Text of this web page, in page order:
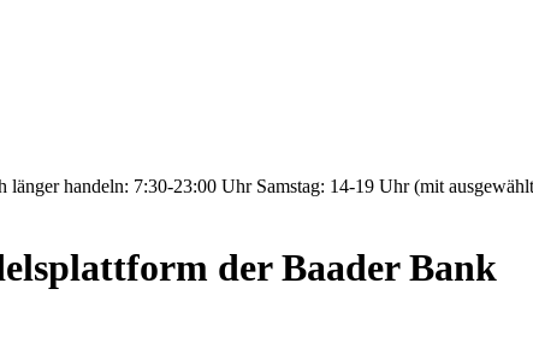
länger handeln: 7:30-23:00 Uhr Samstag: 14-19 Uhr (mit
der Baader Bank